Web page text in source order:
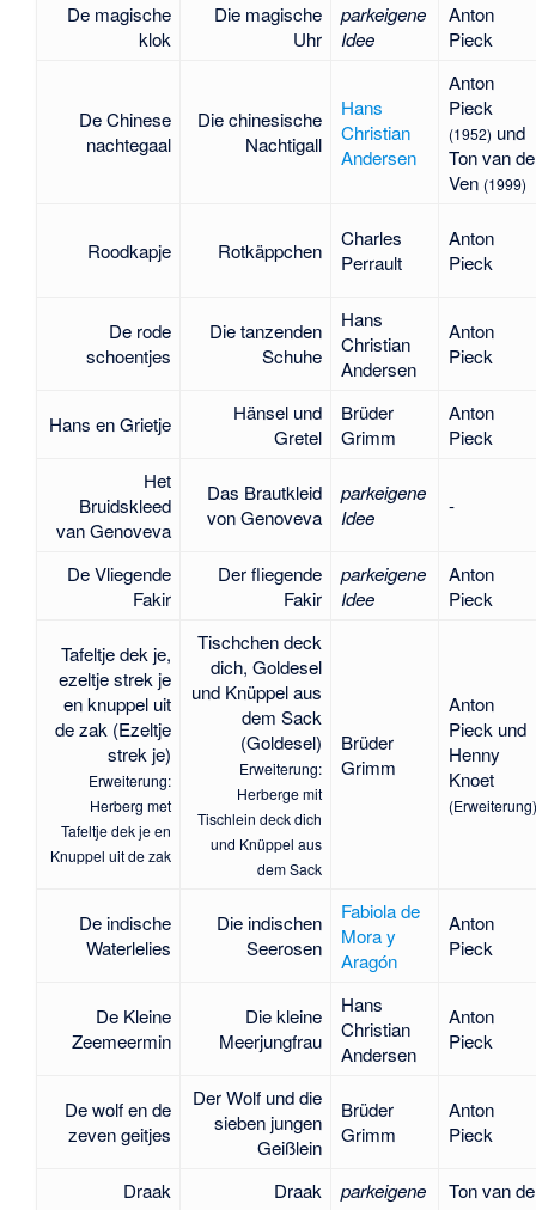
De magische
klok
Die magische
Uhr
parkeigene
Idee
Anton
Pieck
De Chinese
nachtegaal
Die chinesische
Nachtigall
Hans
Christian
Andersen
Anton
Pieck
(1952) und
Ton van de
Ven (1999)
Roodkapje Rotkäppchen
Charles
Perrault
Anton
Pieck
De rode
schoentjes
Die tanzenden
Schuhe
Hans
Christian
Andersen
Anton
Pieck
Hans en Grietje
Hänsel und
Gretel
Brüder
Grimm
Anton
Pieck
Het
Bruidskleed
van Genoveva
Das Brautkleid
von Genoveva
parkeigene
Idee
-
De Vliegende
Fakir
Der fliegende
Fakir
parkeigene
Idee
Anton
Pieck
Tafeltje dek je,
ezeltje strek je
en knuppel uit
de zak (Ezeltje
strek je)
Erweiterung:
Herberg met
Tafeltje dek je en
Knuppel uit de zak
Tischchen deck
dich, Goldesel
und Knüppel aus
dem Sack
(Goldesel)
Erweiterung:
Herberge mit
Tischlein deck dich
und Knüppel aus
dem Sack
Brüder
Grimm
Anton
Pieck und
Henny
Knoet
(Erweiterung)
De indische
Waterlelies
Die indischen
Seerosen
Fabiola de
Mora y
Aragón
Anton
Pieck
De Kleine
Zeemeermin
Die kleine
Meerjungfrau
Hans
Christian
Andersen
Anton
Pieck
De wolf en de
zeven geitjes
Der Wolf und die
sieben jungen
Geißlein
Brüder
Grimm
Anton
Pieck
Draak
Draak
parkeigene
Ton van de